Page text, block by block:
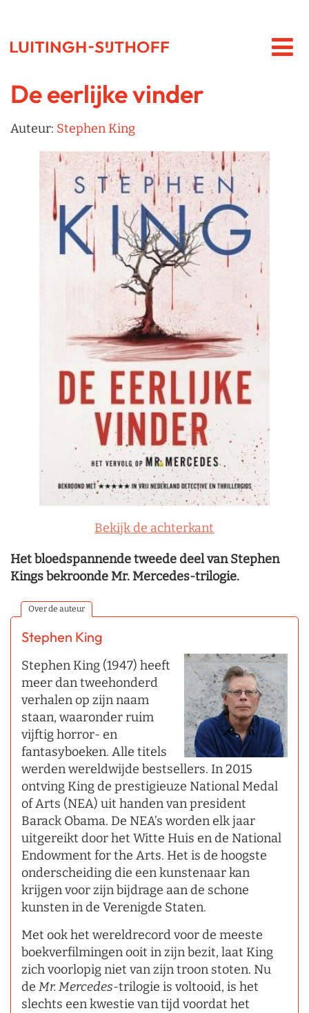
De eerlijke vinder
Auteur: Stephen King
Bekijk de achterkant
Het bloedspannende tweede deel van Stephen
Kings bekroonde Mr. Mercedes-trilogie.
Over de auteur
Stephen King
Stephen King (1947) heeft
meer dan tweehonderd
verhalen op zijn naam
staan, waaronder ruim
vijftig horror- en
fantasyboeken. Alle titels
werden wereldwijde bestsellers. In 2015
ontving King de prestigieuze National Medal
of Arts (NEA) uit handen van president
Barack Obama. De NEA’s worden elk jaar
uitgereikt door het Witte Huis en de National
Endowment for the Arts. Het is de hoogste
onderscheiding die een kunstenaar kan
krijgen voor zijn bijdrage aan de schone
kunsten in de Verenigde Staten.
Met ook het wereldrecord voor de meeste
boekverfilmingen ooit in zijn bezit, laat King
zich voorlopig niet van zijn troon stoten. Nu
de Mr. Mercedes­-trilogie is voltooid, is het
slechts een kwestie van tijd voordat het